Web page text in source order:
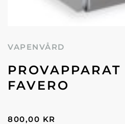
VAPENVÅRD
FAVERO
800,00 KR